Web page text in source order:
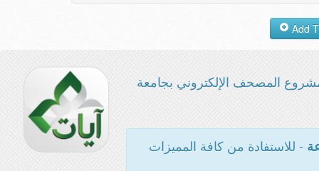
المصحف الإلكتروني بجامعة
- للاستفادة من كافة المميزات